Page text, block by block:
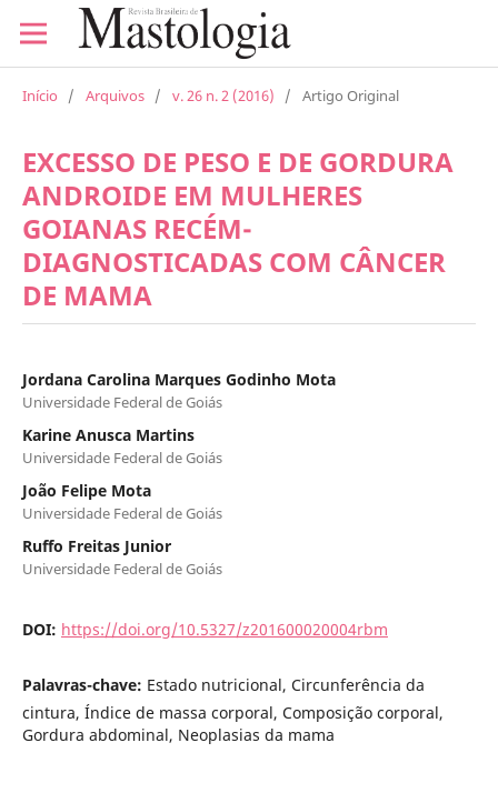
Início / Arquivos / v. 26 n. 2 (2016) / Artigo Original
EXCESSO DE PESO E DE GORDURA
ANDROIDE EM MULHERES
GOIANAS RECÉM-
DIAGNOSTICADAS COM CÂNCER
DE MAMA
Jordana Carolina Marques Godinho Mota
Universidade Federal de Goiás
Karine Anusca Martins
Universidade Federal de Goiás
João Felipe Mota
Universidade Federal de Goiás
Ruffo Freitas Junior
Universidade Federal de Goiás
DOI: https://doi.org/10.5327/z201600020004rbm
Palavras-chave: Estado nutricional, Circunferência da
cintura, Índice de massa corporal, Composição corporal,
Gordura abdominal, Neoplasias da mama